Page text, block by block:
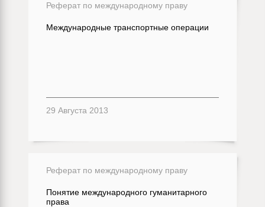
Реферат по международному праву
Международные транспортные операции
29 Августа 2013
Реферат по международному праву
Понятие международного гуманитарного
права